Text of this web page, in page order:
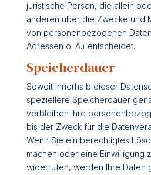
juristische Person, die allein
anderen über die Zwecke und
von personenbezogenen
Adressen o. Ä.) entscheidet.
Speicherdauer
Soweit innerhalb dieser
speziellere Speicherdauer
verbleiben Ihre
bis der Zweck für die
Wenn Sie ein berechtigtes
machen oder eine Einwilligung
widerrufen, werden Ihre Daten